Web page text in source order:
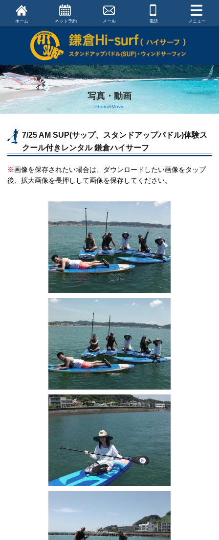
ホーム ネット予約 メール 電話 メニュー
写真・動画
― Photo&Movie ―
7/25 AM SUP(サップ、スタンドアップパドル)体験ス
クール付きレンタル 鎌倉ハイサーフ
※画像を保存されたい場合は、ダウンロードしたい画像をタップ
後、拡大画像を長押しして画像を保存してください。